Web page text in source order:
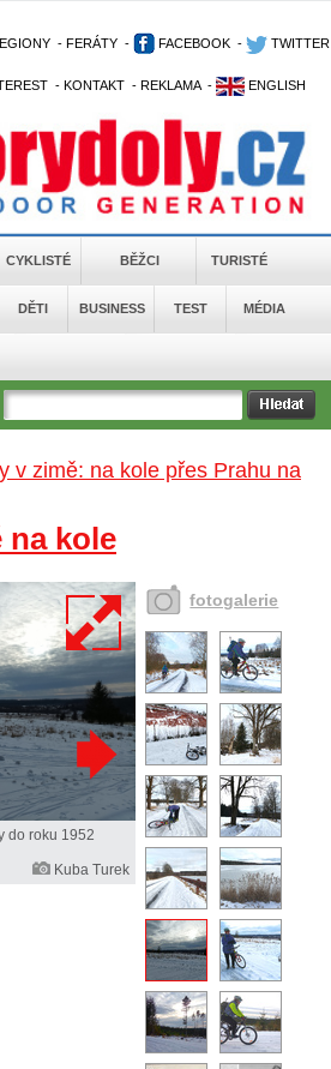
- FERÁTY - FACEBOOK - TWITTER
- KONTAKT - REKLAMA - ENGLISH
CYKLISTÉ BĚŽCI TURISTÉ
DĚTI BUSINESS TEST MÉDIA
v zimě: na kole přes Prahu na
na kole
do roku 1952
Kuba Turek
fotogalerie